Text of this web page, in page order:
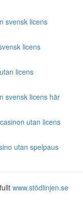
svensk licens
licens
licens
svensk licens här
utan licens
utan spelpaus
www.stödlinjen.se